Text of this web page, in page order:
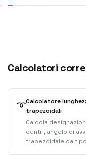
Calcolatori
➰Calcolatore
trapezoidali
Calcola
centri, angolo di
trapezoidale da